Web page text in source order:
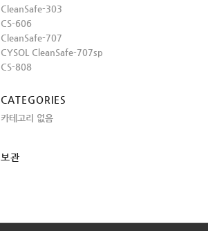
CleanSafe-303
CS-606
CleanSafe-707
CYSOL CleanSafe-707sp
CS-808
CATEGORIES
카테고리 없음
보관